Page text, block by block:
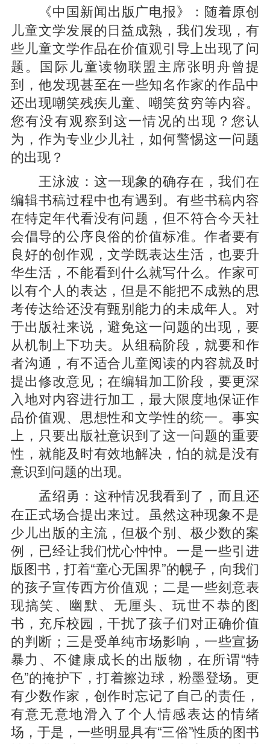
《中国新闻出版广电报》： 随着原创
儿童文学发展的日益成熟，我们发现，有
些儿童文学作品在价值观引导上出现了问
题。国际儿童读物联盟主席张明舟曾提
到，他发现甚至在一些知名作家的作品中
还出现嘲笑残疾儿童、嘲笑贫穷等内容。
您有没有观察到这一情况的出现？您认
为，作为专业少儿社，如何警惕这一问题
的出现？
王泳波： 这一现象的确存在，我们在
编辑书稿过程中也有遇到。有些书稿内容
在特定年代看没有问题，但不符合今天社
会倡导的公序良俗的价值标准。作者要有
良好的创作观，文学既表达生活，也要升
华生活，不能看到什么就写什么。作家可
以有个人的表达，但是不能把不成熟的思
考传达给还没有甄别能力的未成年人。对
于出版社来说，避免这一问题的出现，要
从机制上下功夫。从组稿阶段，就要和作
者沟通，有不适合儿童阅读的内容就及时
提出修改意见；在编辑加工阶段，要更深
入地对内容进行加工，最大限度地保证作
品价值观、思想性和文学性的统一。事实
上，只要出版社意识到了这一问题的重要
性，就能及时有效地解决，怕的就是没有
意识到问题的出现。
孟绍勇： 这种情况我看到了，而且还
在正式场合提出来过。虽然这种现象不是
少儿出版的主流，但极个别、极少数的案
例，已经让我们忧心忡忡。一是一些引进
版图书，打着“童心无国界”的幌子，向我们
的孩子宣传西方价值观；二是一些刻意表
现搞笑、幽默、无厘头、玩世不恭的图
书，充斥校园，干扰了孩子们对正确价值
的判断；三是受单纯市场影响，一些宣扬
暴力、不健康成长的出版物，在所谓“特
色”的掩护下，打着擦边球，粉墨登场。更
有少数作家，创作时忘记了自己的责任，
有意无意地滑入了个人情感表达的情绪
场，于是，一些明显具有“三俗”性质的图书